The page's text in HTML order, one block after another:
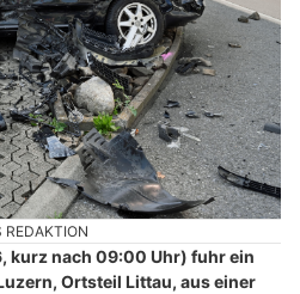
REDAKTION
kurz nach 09:00 Uhr) fuhr ein
Ortsteil Littau, aus einer